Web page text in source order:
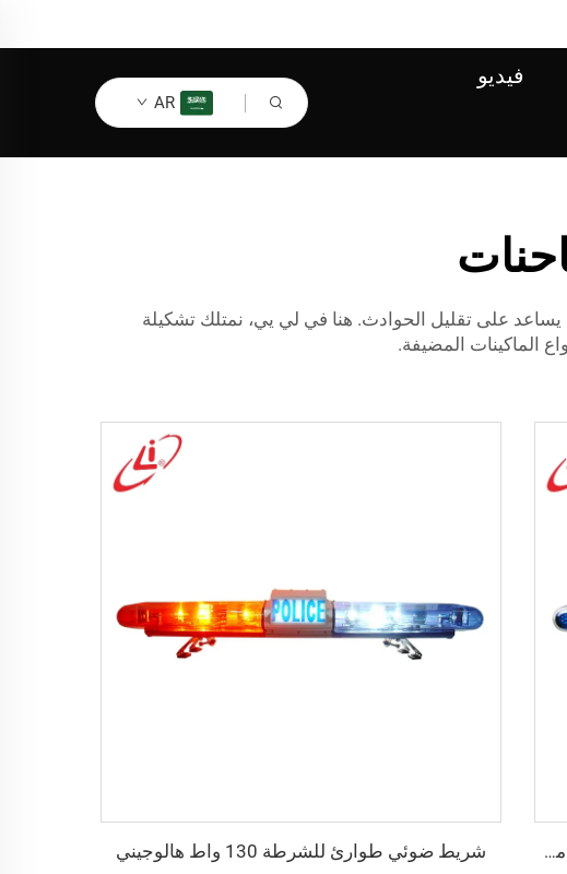
فيديو
AR
يساعد على تقليل الحوادث. هنا في لي يي، نمتلك تشكيلة
الماكينات المضيفة.
شريط إضاءة من مادة البولي كربونيت على شكل مشواة مع إنذار بقوة 100 واط شريط ضوئي طوارئ للشرطة 130 واط هالوجيني